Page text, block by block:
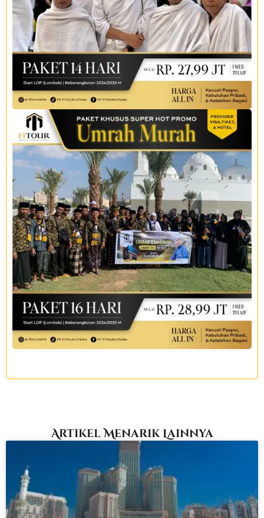
Artikel Menarik Lainnya